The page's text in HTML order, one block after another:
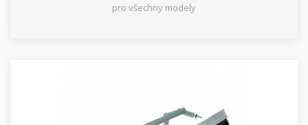
pro všechny modely